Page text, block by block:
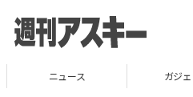
ニュース ガジェ